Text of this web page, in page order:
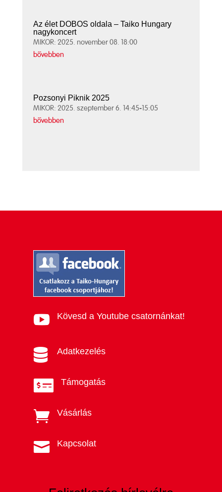
Az élet DOBOS oldala – Taiko Hungary
nagykoncert
MIKOR: 2025. november 08. 18:00
bővebben
Pozsonyi Piknik 2025
MIKOR: 2025. szeptember 6. 14:45-15:05
bővebben
 Kövesd a Youtube csatornánkat!
 Adatkezelés
 Támogatás
 Vásárlás
 Kapcsolat